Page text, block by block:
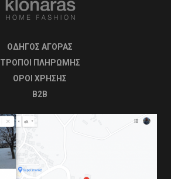
ΟΔΗΓΟΣ ΑΓΟΡΑΣ
ΤΡΟΠΟΙ ΠΛΗΡΩΜΗΣ
OΡΟΙ ΧΡΗΣΗΣ
B2B